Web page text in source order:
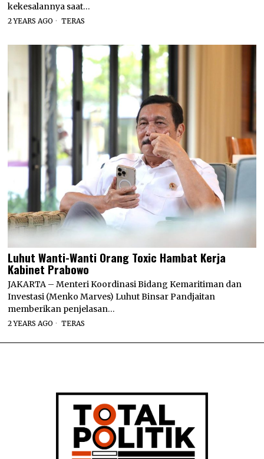
kekesalannya saat…
2 YEARS AGO TERAS
Luhut Wanti-Wanti Orang Toxic Hambat Kerja
Kabinet Prabowo
JAKARTA – Menteri Koordinasi Bidang Kemaritiman dan
Investasi (Menko Marves) Luhut Binsar Pandjaitan
memberikan penjelasan…
2 YEARS AGO TERAS